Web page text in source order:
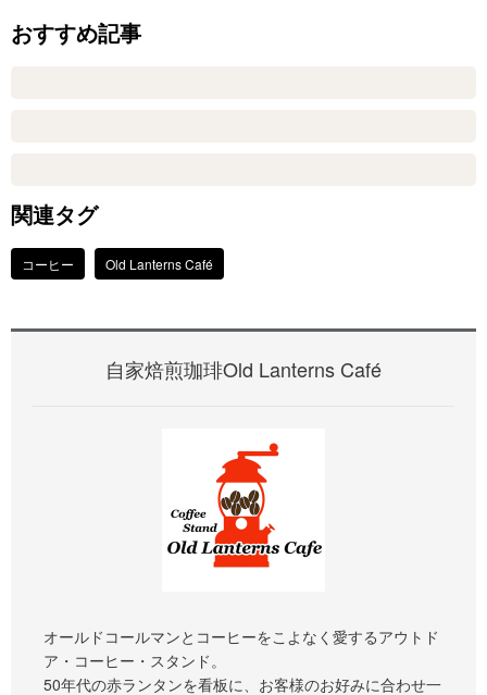
おすすめ記事
関連タグ
コーヒー Old Lanterns Café
自家焙煎珈琲Old Lanterns Café
オールドコールマンとコーヒーをこよなく愛するアウトド
ア・コーヒー・スタンド。
50年代の赤ランタンを看板に、お客様のお好みに合わせ一